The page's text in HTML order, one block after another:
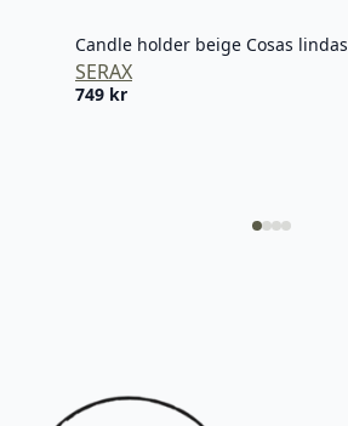
Candle holder beige Cosas lindas
SERAX
749 kr